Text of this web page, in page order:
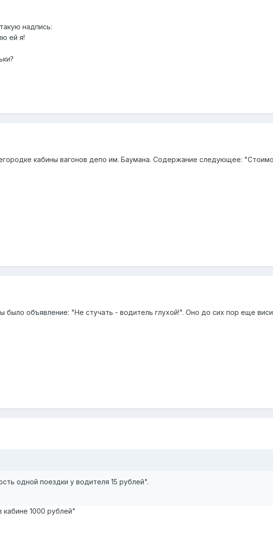
надпись:
ей я!
кабины вагонов депо им. Баумана. Содержание следующее:
было объявление: "Не стучать - водитель глухой!". Оно до сих пор еще
одной поездки у водителя 15 рублей".
1000 рублей"